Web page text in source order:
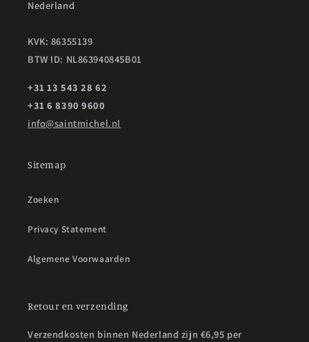
Nederland
KVK: 86355139
BTW ID: NL863940845B01
+31 13 543 28 62
+31 6 8390 9600
info@saintmichel.nl
Sitemap
Zoeken
Privacy Statement
Algemene Voorwaarden
Retour en verzending
Verzendkosten binnen Nederland zijn €6,95 per